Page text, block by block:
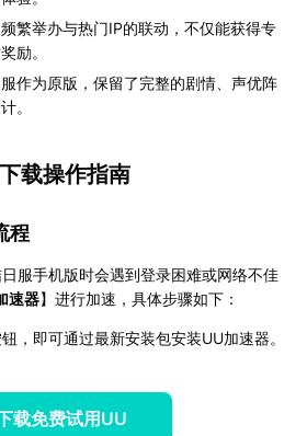
频繁举办与热门IP的联动，不仅能获得专
励。
作为原版，保留了完整的剧情、声优阵
。
载操作指南
程
服手机版时会遇到登录困难或网络不佳
速器】进行加速，具体步骤如下：
，即可通过最新安装包安装UU加速器。
载免费试用UU